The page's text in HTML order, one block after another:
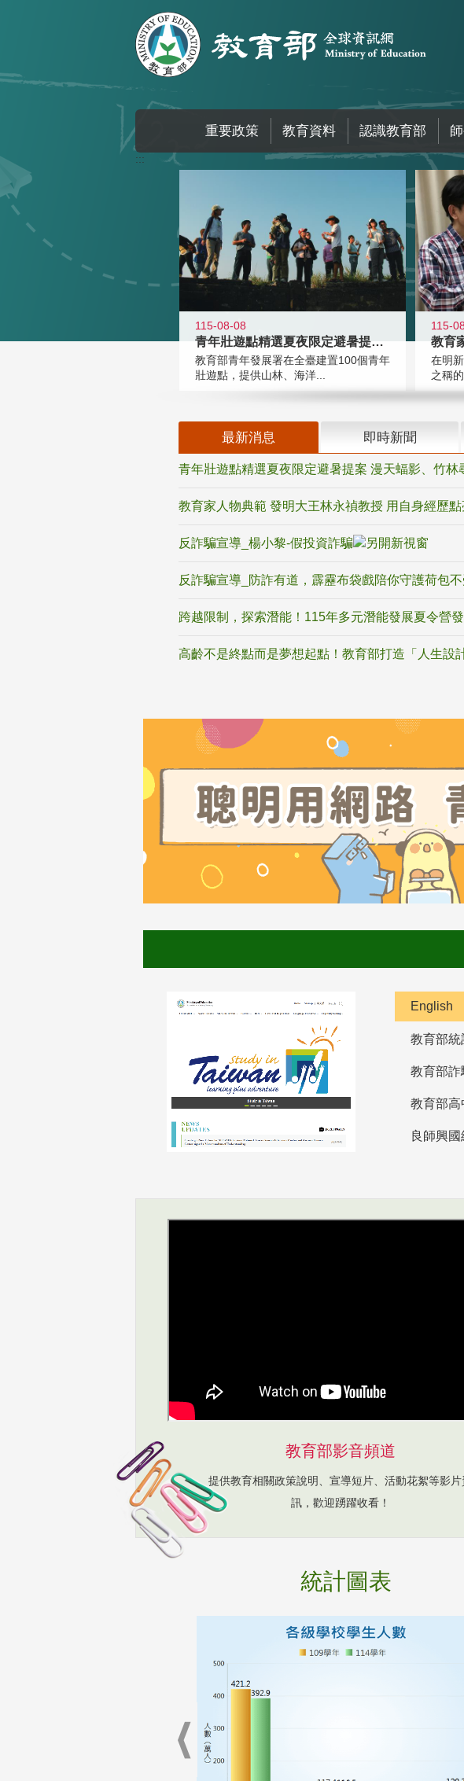
重要政策 教育資料 認識教育部
:::
115-08-08
青年壯遊點精選夏夜限定避暑提案 漫
教育部青年發展署在全臺建置100個青年
壯遊點，提供山林、海洋...
115-
在明
之稱
最新消息 即時新聞
青年壯遊點精選夏夜限定避暑提案 漫天蝠影、竹
教育家人物典範 發明大王林永禎教授 用自身經歷
反詐騙宣導_楊小黎-假投資詐騙
反詐騙宣導_防詐有道，霹靂布袋戲陪你守護荷包
跨越限制，探索潛能！115年多元潛能發展夏令營
高齡不是終點而是夢想起點！教育部打造「人生設
English
教育部統
教育部詐
良師興國
教育部影音頻道
提供教育相關政策說明、宣導短片、活動花絮等影片
訊，歡迎踴躍收看！
統計圖表